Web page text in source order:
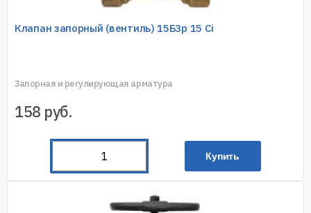
Клапан запорный (вентиль) 15Б3р 15 Ci
Запорная и регулирующая арматура
158 руб.
Купить